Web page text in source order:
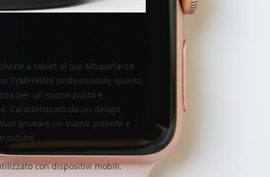
o tablet al tuo Altoparlante
TYMPHANY professionale, questo
per un suono pulito e
Caratterizzato da un design
provare un suono potente e
subito!
con dispositivi mobili.